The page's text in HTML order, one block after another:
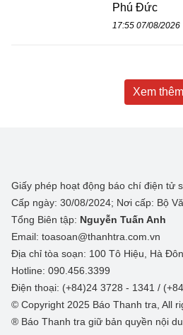
Phú Đức
17:55 07/08/2026
Xem thêm
Giấy phép hoạt động báo chí điện tử
Cấp ngày: 30/08/2024; Nơi cấp: Bộ
Tổng Biên tập: Nguyễn Tuấn Anh
Email: toasoan@thanhtra.com.vn
Địa chỉ tòa soạn: 100 Tô Hiệu, Hà
Hotline: 090.456.3399
Điện thoại: (+84)24 3728 - 1341 /
© Copyright 2025 Báo Thanh tra, All
® Báo Thanh tra giữ bản quyền nội